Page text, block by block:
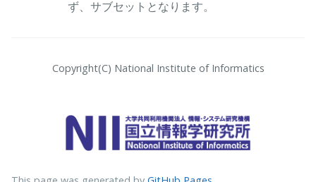
ず、サブセットとなります。
Copyright(C) National Institute of Informatics